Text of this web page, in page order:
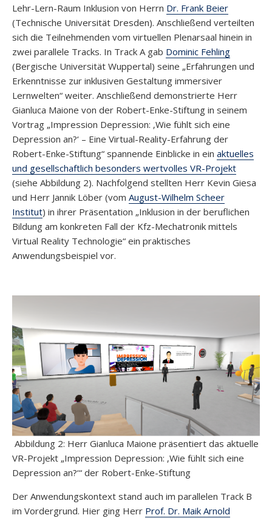
Lehr-Lern-Raum Inklusion von Herrn Dr. Frank Beier
(Technische Universität Dresden). Anschließend verteilten
sich die Teilnehmenden vom virtuellen Plenarsaal hinein in
zwei parallele Tracks. In Track A gab Dominic Fehling
(Bergische Universität Wuppertal) seine „Erfahrungen und
Erkenntnisse zur inklusiven Gestaltung immersiver
Lernwelten“ weiter. Anschließend demonstrierte Herr
Gianluca Maione von der Robert-Enke-Stiftung in seinem
Vortrag „Impression Depression: ‚Wie fühlt sich eine
Depression an?‘ – Eine Virtual-Reality-Erfahrung der
Robert-Enke-Stiftung“ spannende Einblicke in ein aktuelles
und gesellschaftlich besonders wertvolles VR-Projekt
(siehe Abbildung 2). Nachfolgend stellten Herr Kevin Giesa
und Herr Jannik Löber (vom August-Wilhelm Scheer
Institut) in ihrer Präsentation „Inklusion in der beruflichen
Bildung am konkreten Fall der Kfz-Mechatronik mittels
Virtual Reality Technologie“ ein praktisches
Anwendungsbeispiel vor.
Abbildung 2: Herr Gianluca Maione präsentiert das aktuelle
VR-Projekt „Impression Depression: ‚Wie fühlt sich eine
Depression an?‘“ der Robert-Enke-Stiftung
Der Anwendungskontext stand auch im parallelen Track B
im Vordergrund. Hier ging Herr Prof. Dr. Maik Arnold